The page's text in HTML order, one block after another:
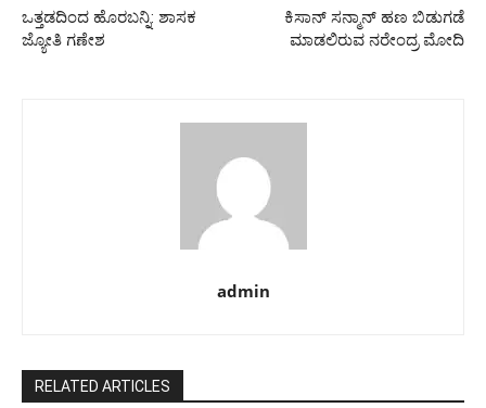
ಒತ್ತಡದಿಂದ ಹೊರಬನ್ನಿ: ಶಾಸಕ
ಜ್ಯೋತಿ ಗಣೇಶ
ಕಿಸಾನ್ ಸನ್ಮಾನ್ ಹಣ ಬಿಡುಗಡೆ
ಮಾಡಲಿರುವ ನರೇಂದ್ರ ಮೋದಿ
admin
RELATED ARTICLES